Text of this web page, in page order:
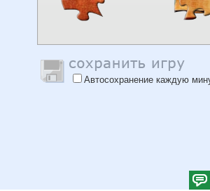
Автосохранение каждую